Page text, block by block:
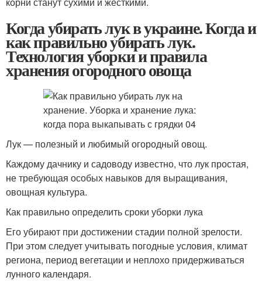
Когда убирать лук в украине. Когда и
как правильно убирать лук.
Технология уборки и правила
хранения огородного овоща
Лук — полезный и любимый огородный овощ.
Каждому дачнику и садоводу известно, что лук простая,
не требующая особых навыков для выращивания,
овощная культура.
Как правильно определить сроки уборки лука
Его убирают при достижении стадии полной зрелости.
При этом следует учитывать погодные условия, климат
региона, период вегетации и неплохо придерживаться
лунного календаря.